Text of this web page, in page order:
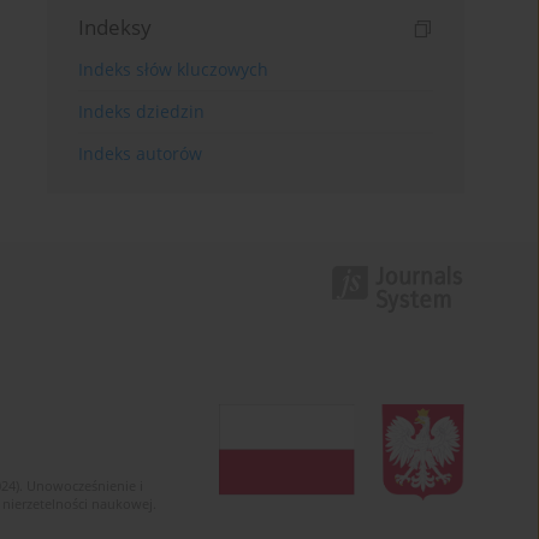
Indeksy
Indeks słów kluczowych
Indeks dziedzin
Indeks autorów